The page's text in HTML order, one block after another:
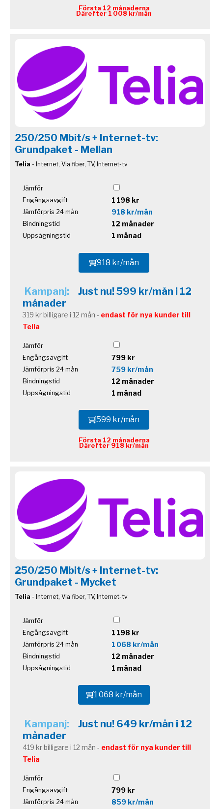
Första 12 månaderna
Därefter 1 008 kr/mån
250/250 Mbit/s + Internet-tv:
Grundpaket - Mellan
Telia - Internet, Via fiber, TV, Internet-tv
Jämför
Engångsavgift
1 198 kr
Jämförpris 24 mån 918 kr/mån
Bindningstid 12 månader
Uppsägningstid 1 månad
918 kr/mån
Kampanj:
Just nu! 599 kr/mån i 12
månader
319 kr billigare i 12 mån - endast för nya kunder till
Telia
Jämför
Engångsavgift
799 kr
Jämförpris 24 mån 759 kr/mån
Bindningstid 12 månader
Uppsägningstid 1 månad
599 kr/mån
Första 12 månaderna
Därefter 918 kr/mån
250/250 Mbit/s + Internet-tv:
Grundpaket - Mycket
Telia - Internet, Via fiber, TV, Internet-tv
Jämför
Engångsavgift
1 198 kr
Jämförpris 24 mån 1 068 kr/mån
Bindningstid 12 månader
Uppsägningstid 1 månad
1 068 kr/mån
Kampanj:
Just nu! 649 kr/mån i 12
månader
419 kr billigare i 12 mån - endast för nya kunder till
Telia
Jämför
Engångsavgift
799 kr
Jämförpris 24 mån 859 kr/mån